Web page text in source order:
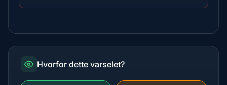
Hvorfor dette varselet?